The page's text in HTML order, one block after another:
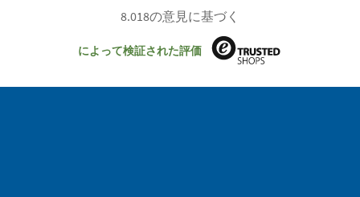
8.018の意見に基づく
によって検証された評価